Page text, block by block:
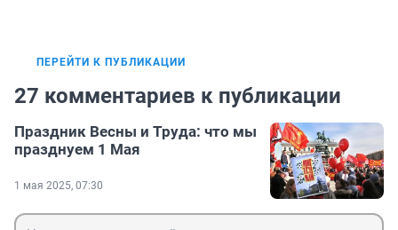
ПЕРЕЙТИ К ПУБЛИКАЦИИ
27 комментариев к публикации
Праздник Весны и Труда: что мы
празднуем 1 Мая
1 мая 2025, 07:30